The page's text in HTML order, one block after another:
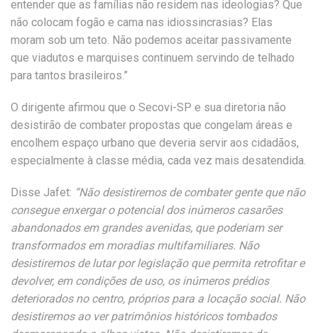
entender que as famílias não residem nas ideologias? Que
não colocam fogão e cama nas idiossincrasias? Elas
moram sob um teto. Não podemos aceitar passivamente
que viadutos e marquises continuem servindo de telhado
para tantos brasileiros.”
O dirigente afirmou que o Secovi-SP e sua diretoria não
desistirão de combater propostas que congelam áreas e
encolhem espaço urbano que deveria servir aos cidadãos,
especialmente à classe média, cada vez mais desatendida.
Disse Jafet: “Não desistiremos de combater gente que não
consegue enxergar o potencial dos inúmeros casarões
abandonados em grandes avenidas, que poderiam ser
transformados em moradias multifamiliares. Não
desistiremos de lutar por legislação que permita retrofitar e
devolver, em condições de uso, os inúmeros prédios
deteriorados no centro, próprios para a locação social. Não
desistiremos ao ver patrimônios históricos tombados